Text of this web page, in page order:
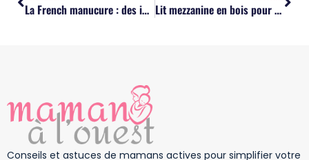
La French manucure : des idées créatives pour sortir du lot Lit mezzanine en bois pour enfant : un choix pratique et écoresponsable
Conseils et astuces de mamans actives pour simplifier votre